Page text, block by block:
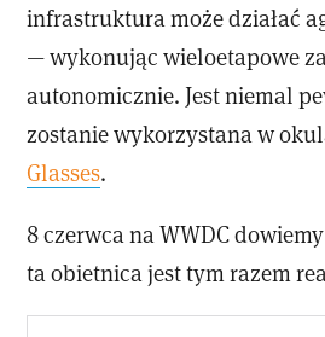
infrastruktura może działać
— wykonując wieloetapowe
autonomicznie. Jest niemal
zostanie wykorzystana w
Glasses.
8 czerwca na WWDC
ta obietnica jest tym razem